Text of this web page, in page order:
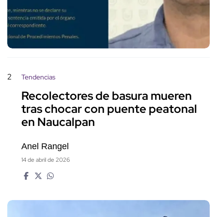
2 Tendencias
Recolectores de basura mueren
tras chocar con puente peatonal
en Naucalpan
Anel Rangel
14 de abril de 2026